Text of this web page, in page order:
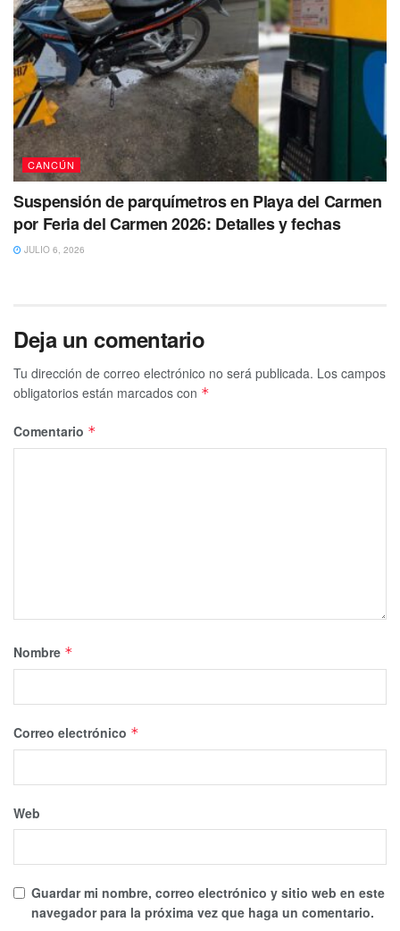
CANCÚN
Suspensión de parquímetros en Playa del Carmen
por Feria del Carmen 2026: Detalles y fechas
JULIO 6, 2026
Deja un comentario
Tu dirección de correo electrónico no será publicada. Los campos
obligatorios están marcados con *
Comentario *
Nombre *
Correo electrónico *
Web
Guardar mi nombre, correo electrónico y sitio web en este
navegador para la próxima vez que haga un comentario.